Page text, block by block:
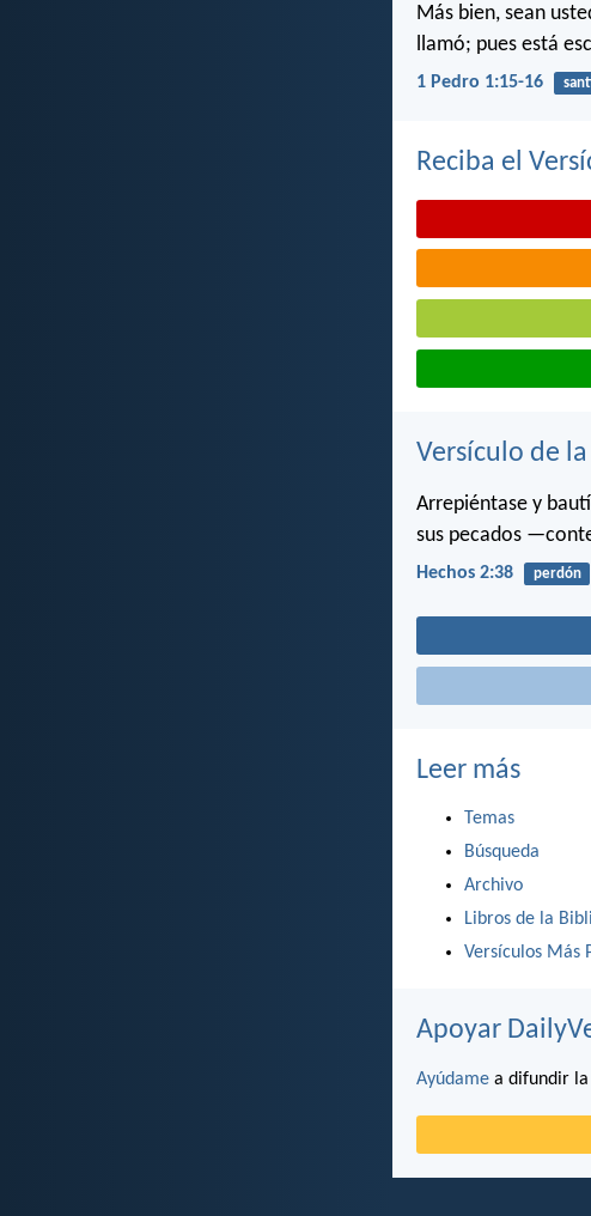
Más bien, sean
llamó; pues está
1 Pedro 1:15-16
Reciba el
Versículo de
Arrepiéntase y
sus pecados
Hechos 2:38 perdón
Leer más
Temas
Búsqueda
Archivo
Libros de la
Versículos Más
Apoyar
Ayúdame a difundir la